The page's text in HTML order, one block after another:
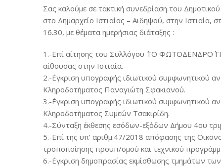
Σας καλούμε σε τακτική συνεδρίαση του
στο Δημαρχείο Ιστιαίας – Αιδηψού, στην
16.30, με θέματα ημερήσιας διάταξης :
1.-Επί αίτησης του Συλλόγου ΄΄ΤΟ
αίθουσας στην Ιστιαία.
2.-΄Εγκριση υπογραφής ιδιωτικού συμφωνητικού
Κληροδοτήματος Παναγιώτη Σφακιανού.
3.-΄Εγκριση υπογραφής ιδιωτικού συμφωνητικού
Κληροδοτήματος Συμεών Τσακιρίδη.
4.-Σύνταξη έκθεσης εσόδων-εξόδων Δήμου 4ου
5.-Επί της υπ’ αριθμ.47/2018 απόφασης της
τροποποίησης προϋπ/σμού και τεχνικού
6.-΄Εγκριση δημοπρασίας εκμίσθωσης τμημάτων